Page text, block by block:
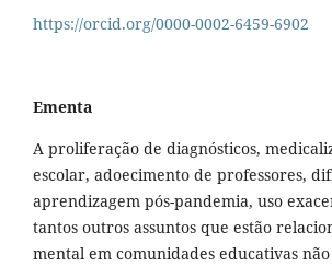
https://orcid.org/0000-0002-6459-6902
Ementa
A proliferação de diagnósticos,
escolar, adoecimento de professores,
aprendizagem pós-pandemia, uso
tantos outros assuntos que estão
mental em comunidades educativas não